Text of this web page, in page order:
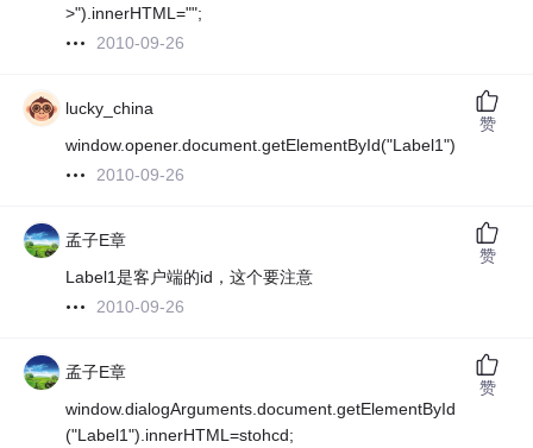
>").innerHTML="";
2010-09-26
lucky_china
window.opener.document.getElementById("Label1")
2010-09-26
赞
孟子E章
Label1是客户端的id，这个要注意
2010-09-26
赞
孟子E章
window.dialogArguments.document.getElementById
("Label1").innerHTML=stohcd;
赞